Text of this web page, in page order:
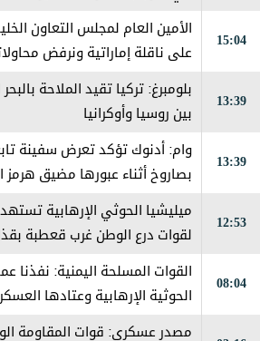
15:04
الأمين العام لمجلس التعاون
على ناقلة إماراتية ونرفض
13:39
بلومبرغ: تركيا تقيد الملاحة
بين روسيا وأوكرانيا
13:39
وام: أدنوك تؤكد تعرض سفينة
بصاروخ أثناء عبورها مضيق هرمز
12:53
ميليشيا الحوثي الإرهابية
لقوات درع الوطن غرب قعطبة
08:04
القوات المسلحة اليمنية: نفذنا
الحوثية الإرهابية وعتادها
مصدر عسكري: قوات المقاومة